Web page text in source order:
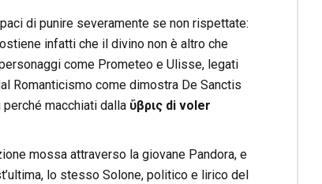
di punire severamente se non rispettate:
infatti che il divino non è altro che
come Prometeo e Ulisse, legati
Romanticismo come dimostra De Sanctis
macchiati dalla ὕβρις di voler
mossa attraverso la giovane Pandora, e
lo stesso Solone, politico e lirico del